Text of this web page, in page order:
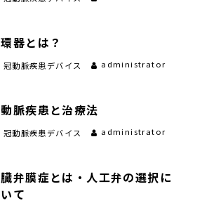
器とは？
冠動脈疾患デバイス administrator
脈疾患と治療法
冠動脈疾患デバイス administrator
弁膜症とは・人工弁の選択に
て